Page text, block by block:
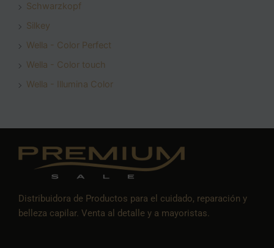
Schwarzkopf
Silkey
Wella - Color Perfect
Wella - Color touch
Wella - Illumina Color
Distribuidora de Productos para el cuidado, reparación y
belleza capilar. Venta al detalle y a mayoristas.